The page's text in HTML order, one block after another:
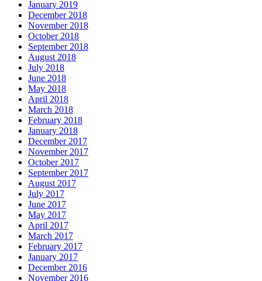
January 2019
December 2018
November 2018
October 2018
September 2018
August 2018
July 2018
June 2018
May 2018
April 2018
March 2018
February 2018
January 2018
December 2017
November 2017
October 2017
September 2017
August 2017
July 2017
June 2017
May 2017
April 2017
March 2017
February 2017
January 2017
December 2016
November 2016